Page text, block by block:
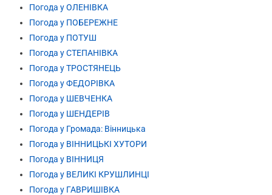
Погода у ОЛЕНІВКА
Погода у ПОБЕРЕЖНЕ
Погода у ПОТУШ
Погода у СТЕПАНІВКА
Погода у ТРОСТЯНЕЦЬ
Погода у ФЕДОРІВКА
Погода у ШЕВЧЕНКА
Погода у ШЕНДЕРІВ
Погода у Громада: Вінницька
Погода у ВІННИЦЬКІ ХУТОРИ
Погода у ВІННИЦЯ
Погода у ВЕЛИКІ КРУШЛИНЦІ
Погода у ГАВРИШІВКА